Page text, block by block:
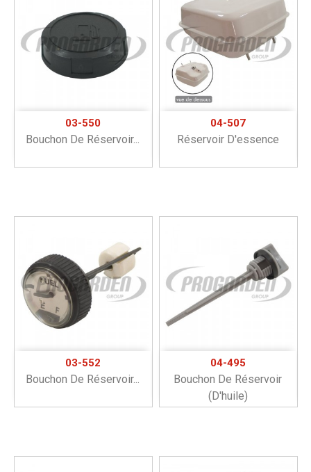
03-550
Bouchon De Réservoir...
04-507
Réservoir D'essence
03-552
Bouchon De Réservoir...
04-495
Bouchon De Réservoir
(d'huile)